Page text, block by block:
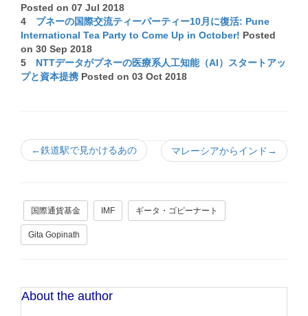
Posted on 07 Jul 2018
4 プネーの国際交流ティーパーティー10月に復活: Pune
International Tea Party to Come Up in October! Posted
on 30 Sep 2018
5 NTTデータがプネーの医療系人工知能（AI）スタートアッ
プと資本提携 Posted on 03 Oct 2018
←鉄道駅で見かけるあの マレーシアからインド→
国際通貨基金 IMF ギータ・ゴピーナート
Gita Gopinath
About the author